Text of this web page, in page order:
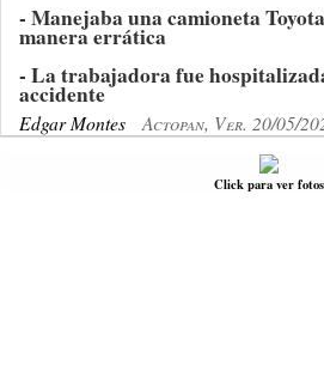
- Manejaba una camioneta
manera errática
- La trabajadora fue
accidente
Edgar Montes Actopan, Ver. 20/05/
Click para ver fotos